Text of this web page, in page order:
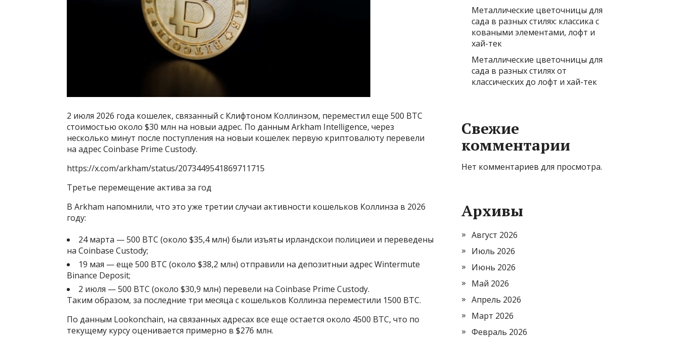
2 июля 2026 года кошелек, связанный с Клифтоном Коллинзом, переместил еще 500 BTC
стоимостью около $30 млн на новыи адрес. По данным Arkham Intelligence, через
несколько минут после поступления на новыи кошелек первую криптовалюту перевели
на адрес Coinbase Prime Custody.
https://x.com/arkham/status/2073449541869711715
Третье перемещение актива за год
В Arkham напомнили, что это уже третии случаи активности кошельков Коллинза в 2026
году:
24 марта — 500 BTC (около $35,4 млн) были изъяты ирландскои полициеи и переведены
на Coinbase Custody;
19 мая — еще 500 BTC (около $38,2 млн) отправили на депозитныи адрес Wintermute
Binance Deposit;
2 июля — 500 BTC (около $30,9 млн) перевели на Coinbase Prime Custody.
Таким образом, за последние три месяца с кошельков Коллинза переместили 1500 BTC.
По данным Lookonchain, на связанных адресах все еще остается около 4500 BTC, что по
текущему курсу оценивается примерно в $276 млн.
Металлические цветочницы для
сада в разных стилях: классика с
коваными элементами, лофт и
хай-тек
Металлические цветочницы для
сада в разных стилях от
классических до лофт и хай-тек
Свежие
комментарии
Нет комментариев для просмотра.
Архивы
Август 2026
Июль 2026
Июнь 2026
Май 2026
Апрель 2026
Март 2026
Февраль 2026